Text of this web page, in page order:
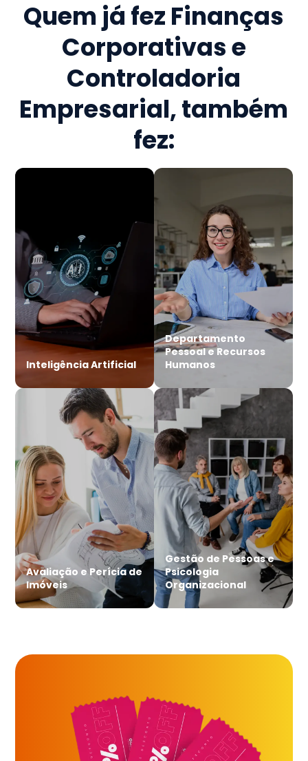
Quem já fez Finanças
Corporativas e
Controladoria
Empresarial, também
fez:
Inteligência Artificial
Departamento
Pessoal e Recursos
Humanos
Avaliação e Perícia de
Imóveis
Gestão de Pessoas e
Psicologia
Organizacional